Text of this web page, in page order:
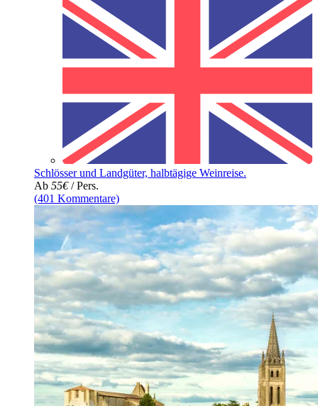
Schlösser und Landgüter, halbtägige Weinreise.
Ab 55€/ Pers.
(401 Kommentare)